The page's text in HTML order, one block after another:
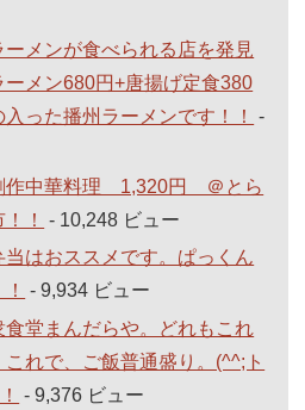
ーメンが食べられる店を発見
ーメン680円+唐揚げ定食380
った播州ラーメンです！！
-
作中華料理 1,320円 ＠とら
！
- 10,248 ビュー
当はおススメです。ぱっくん
- 9,934 ビュー
堂まんだらや。どれもこれ
れで、ご飯普通盛り。(^^;ト
- 9,376 ビュー